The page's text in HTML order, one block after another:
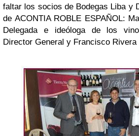
faltar los socios de Bodegas Liba y
de ACONTIA ROBLE ESPAÑOL:
Delegada e ideóloga de los
Director General y Francisco Rivera